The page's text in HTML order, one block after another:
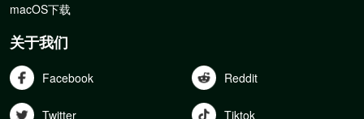
macOS下载
关于我们
Facebook Reddit
Twitter Tiktok